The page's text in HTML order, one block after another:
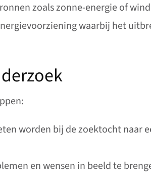
zoals zonne-energie of
waarbij het
worden bij de zoektocht naar
en wensen in beeld te